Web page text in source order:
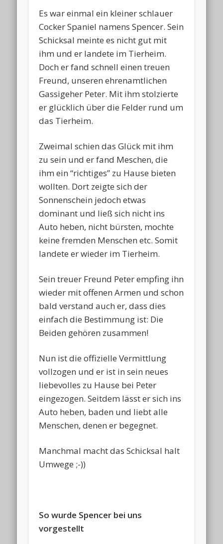
Es war einmal ein kleiner schlauer
Cocker Spaniel namens Spencer. Sein
Schicksal meinte es nicht gut mit
ihm und er landete im Tierheim.
Doch er fand schnell einen treuen
Freund, unseren ehrenamtlichen
Gassigeher Peter. Mit ihm stolzierte
er glücklich über die Felder rund um
das Tierheim.
Zweimal schien das Glück mit ihm
zu sein und er fand Meschen, die
ihm ein “richtiges” zu Hause bieten
wollten. Dort zeigte sich der
Sonnenschein jedoch etwas
dominant und ließ sich nicht ins
Auto heben, nicht bürsten, mochte
keine fremden Menschen etc. Somit
landete er wieder im Tierheim.
Sein treuer Freund Peter empfing ihn
wieder mit offenen Armen und schon
bald verstand auch er, dass dies
einfach die Bestimmung ist: Die
Beiden gehören zusammen!
Nun ist die offizielle Vermittlung
vollzogen und er ist in sein neues
liebevolles zu Hause bei Peter
eingezogen. Seitdem lässt er sich ins
Auto heben, baden und liebt alle
Menschen, denen er begegnet.
Manchmal macht das Schicksal halt
Umwege ;-))
So wurde Spencer bei uns
vorgestellt